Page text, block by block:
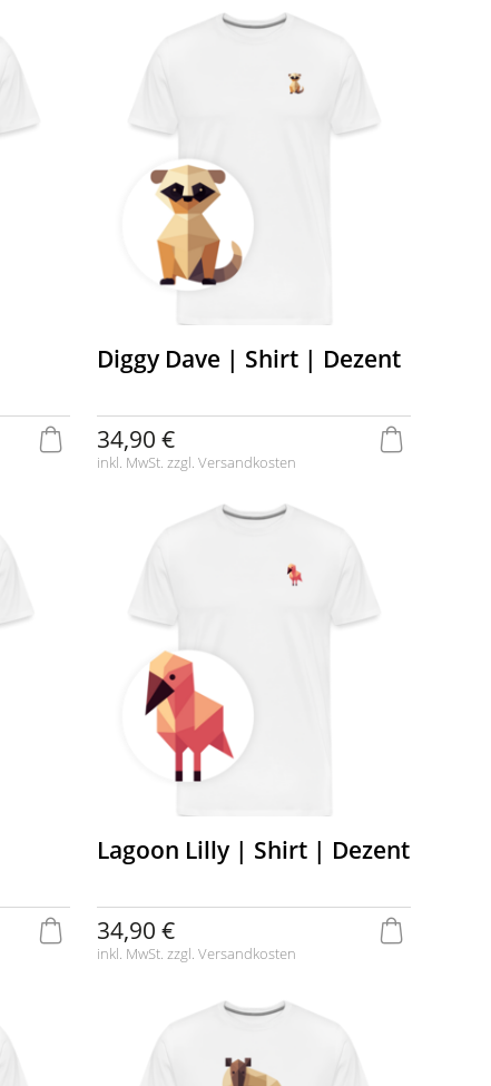
Diggy Dave | Shirt | Dezent
34,90 €
inkl. MwSt. zzgl. Versandkosten
Lagoon Lilly | Shirt | Dezent
34,90 €
inkl. MwSt. zzgl. Versandkosten